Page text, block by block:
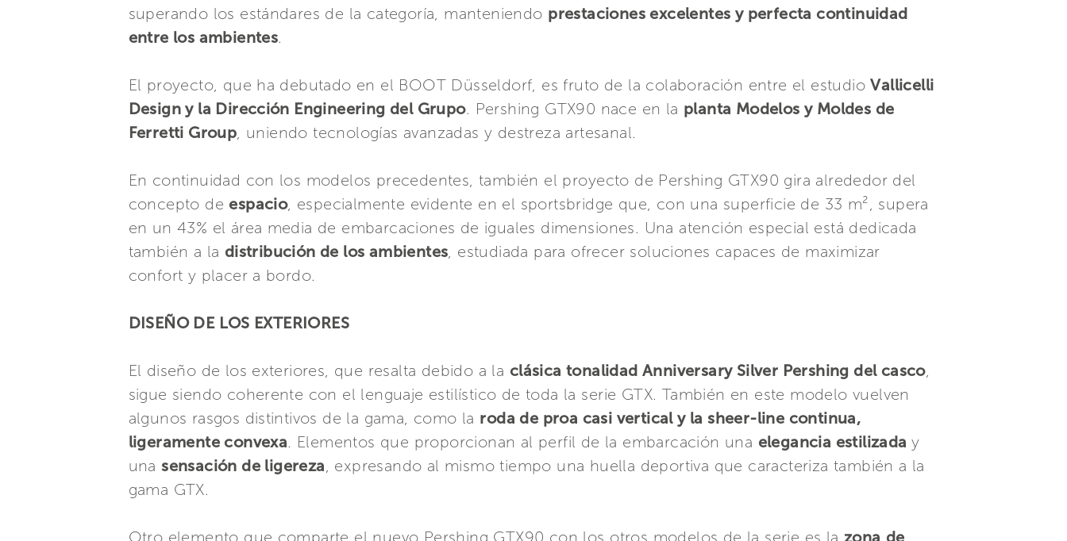
superando los estándares de la categoría, manteniendo prestaciones excelentes y perfecta continuidad
entre los ambientes.
El proyecto, que ha debutado en el BOOT Düsseldorf, es fruto de la colaboración entre el estudioVallicelli
Design y la Dirección Engineering del Grupo. Pershing GTX90 nace en la planta Modelos y Moldes de
Ferretti Group , uniendo tecnologías avanzadas y destreza artesanal.
En continuidad con los modelos precedentes, también el proyecto de Pershing GTX90 gira alrededor del
concepto de espacio, especialmente evidente en el sportsbridge que, con una superficie de 33 m², supera
en un 43% el área media de embarcaciones de iguales dimensiones. Una atención especial está dedicada
también a la distribución de los ambientes , estudiada para ofrecer soluciones capaces de maximizar
confort y placer a bordo.
DISEÑO DE LOS EXTERIORES
El diseño de los exteriores, que resalta debido a la clásica tonalidad Anniversary Silver Pershing del casco,
sigue siendo coherente con el lenguaje estilístico de toda la serie GTX. También en este modelo vuelven
algunos rasgos distintivos de la gama, como la roda de proa casi vertical y la sheer-line continua,
ligeramente convexa. Elementos que proporcionan al perfil de la embarcación una elegancia estilizada y
unasensación de ligereza , expresando al mismo tiempo una huella deportiva que caracteriza también a la
gama GTX.
Otro elemento que comparte el nuevo Pershing GTX90 con los otros modelos de la serie es la zona de